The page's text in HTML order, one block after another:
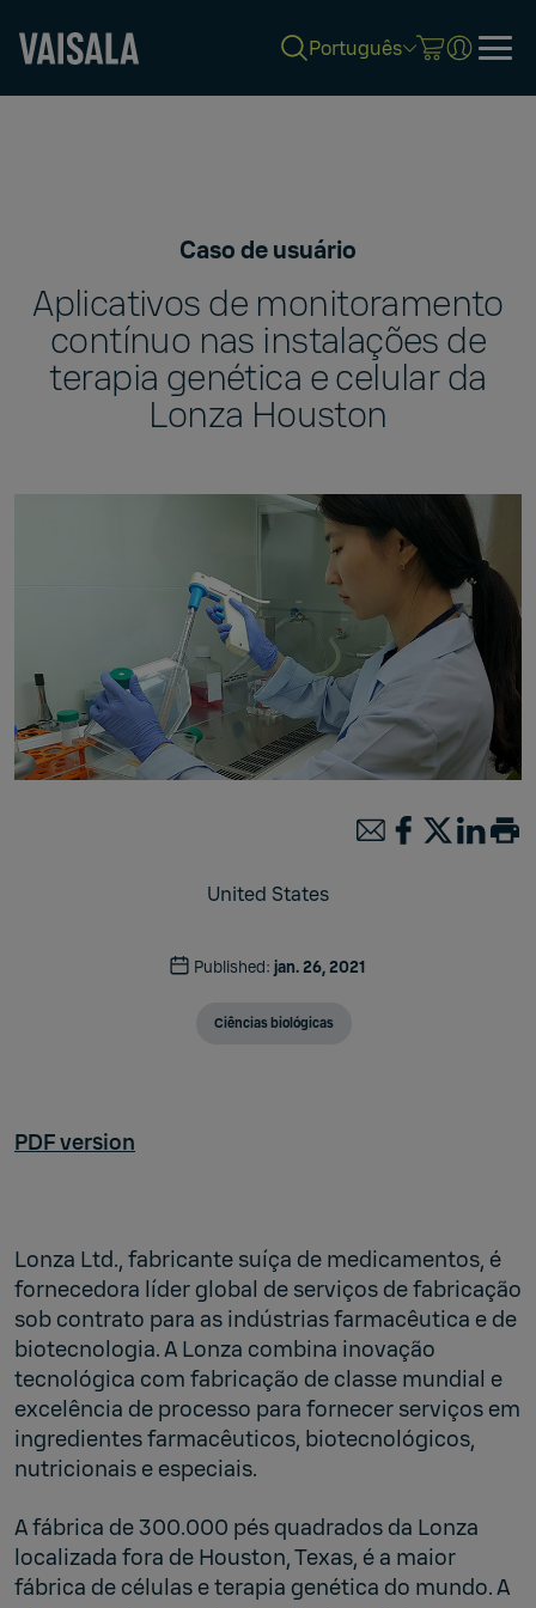
Português
Caso de usuário
Aplicativos de monitoramento
contínuo nas instalações de
terapia genética e celular da
Lonza Houston
United States
Published: jan. 26, 2021
Ciências biológicas
PDF version
Lonza Ltd., fabricante suíça de medicamentos, é
fornecedora líder global de serviços de fabricação
sob contrato para as indústrias farmacêutica e de
biotecnologia. A Lonza combina inovação
tecnológica com fabricação de classe mundial e
excelência de processo para fornecer serviços em
ingredientes farmacêuticos, biotecnológicos,
nutricionais e especiais.
A fábrica de 300.000 pés quadrados da Lonza
localizada fora de Houston, Texas, é a maior
fábrica de células e terapia genética do mundo. A